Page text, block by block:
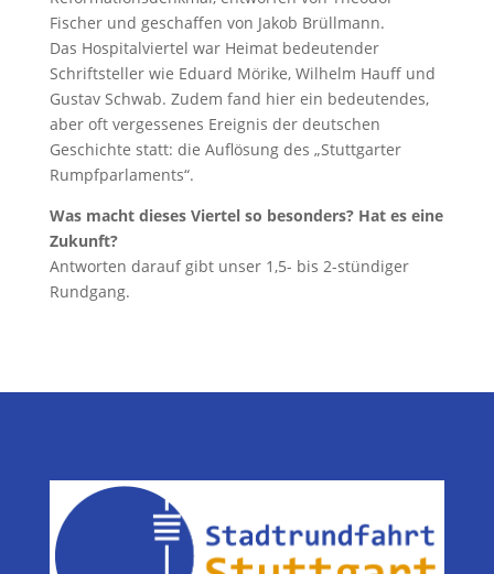
Fischer und geschaffen von Jakob Brüllmann.
Das Hospitalviertel war Heimat bedeutender
Schriftsteller wie Eduard Mörike, Wilhelm Hauff und
Gustav Schwab. Zudem fand hier ein bedeutendes,
aber oft vergessenes Ereignis der deutschen
Geschichte statt: die Auflösung des „Stuttgarter
Rumpfparlaments“.
Was macht dieses Viertel so besonders? Hat es eine
Zukunft?
Antworten darauf gibt unser 1,5- bis 2-stündiger
Rundgang.